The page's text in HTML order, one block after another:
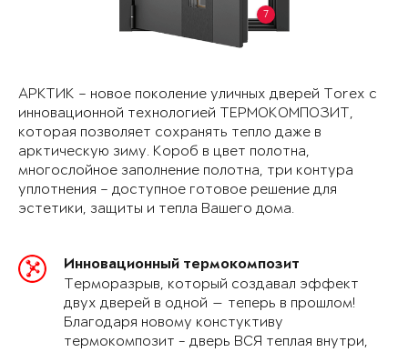
7
АРКТИК – новое поколение уличных дверей Torex с
инновационной технологией ТЕРМОКОМПОЗИТ,
которая позволяет сохранять тепло даже в
арктическую зиму. Короб в цвет полотна,
многослойное заполнение полотна, три контура
уплотнения – доступное готовое решение для
эстетики, защиты и тепла Вашего дома.
Инновационный термокомпозит
Терморазрыв, который создавал эффект
двух дверей в одной — теперь в прошлом!
Благодаря новому констуктиву
термокомпозит - дверь ВСЯ теплая внутри,